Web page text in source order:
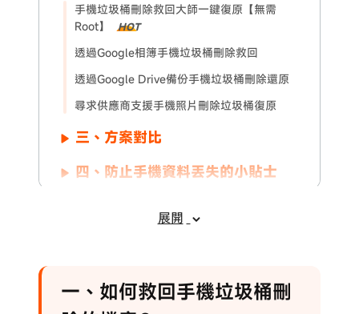
手機垃圾桶刪除救回大師一鍵復原【無需
Root】
HOT
透過Google相簿手機垃圾桶刪除救回
透過Google Drive備份手機垃圾桶刪除還原
尋求供應商支援手機照片刪除垃圾桶復原
三、方案對比
四、防止手機資料丟失的小貼士
展開
一、如何救回手機垃圾桶刪